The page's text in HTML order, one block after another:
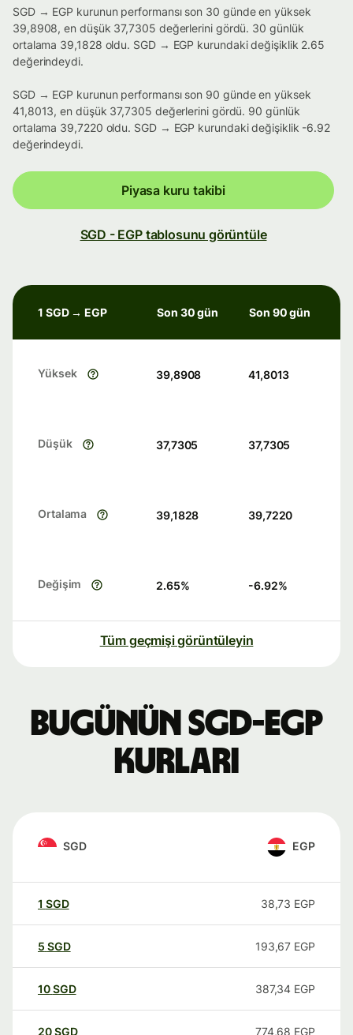
SGD → EGP kurunun performansı son 30 günde en yüksek
39,8908, en düşük 37,7305 değerlerini gördü. 30 günlük
ortalama 39,1828 oldu. SGD → EGP kurundaki değişiklik 2.65
değerindeydi.
SGD → EGP kurunun performansı son 90 günde en yüksek
41,8013, en düşük 37,7305 değerlerini gördü. 90 günlük
ortalama 39,7220 oldu. SGD → EGP kurundaki değişiklik -6.92
değerindeydi.
Piyasa kuru takibi
SGD - EGP tablosunu görüntüle
1 SGD → EGP Son 30 gün Son 90 gün
Yüksek 39,8908 41,8013
Düşük 37,7305 37,7305
Ortalama 39,1828 39,7220
Değişim 2.65% -6.92%
Tüm geçmişi görüntüleyin
Bugünün SGD-EGP
kurları
SGD EGP
1 SGD 38,73 EGP
5 SGD 193,67 EGP
10SGD 387,34 EGP
20SGD 774,68 EGP